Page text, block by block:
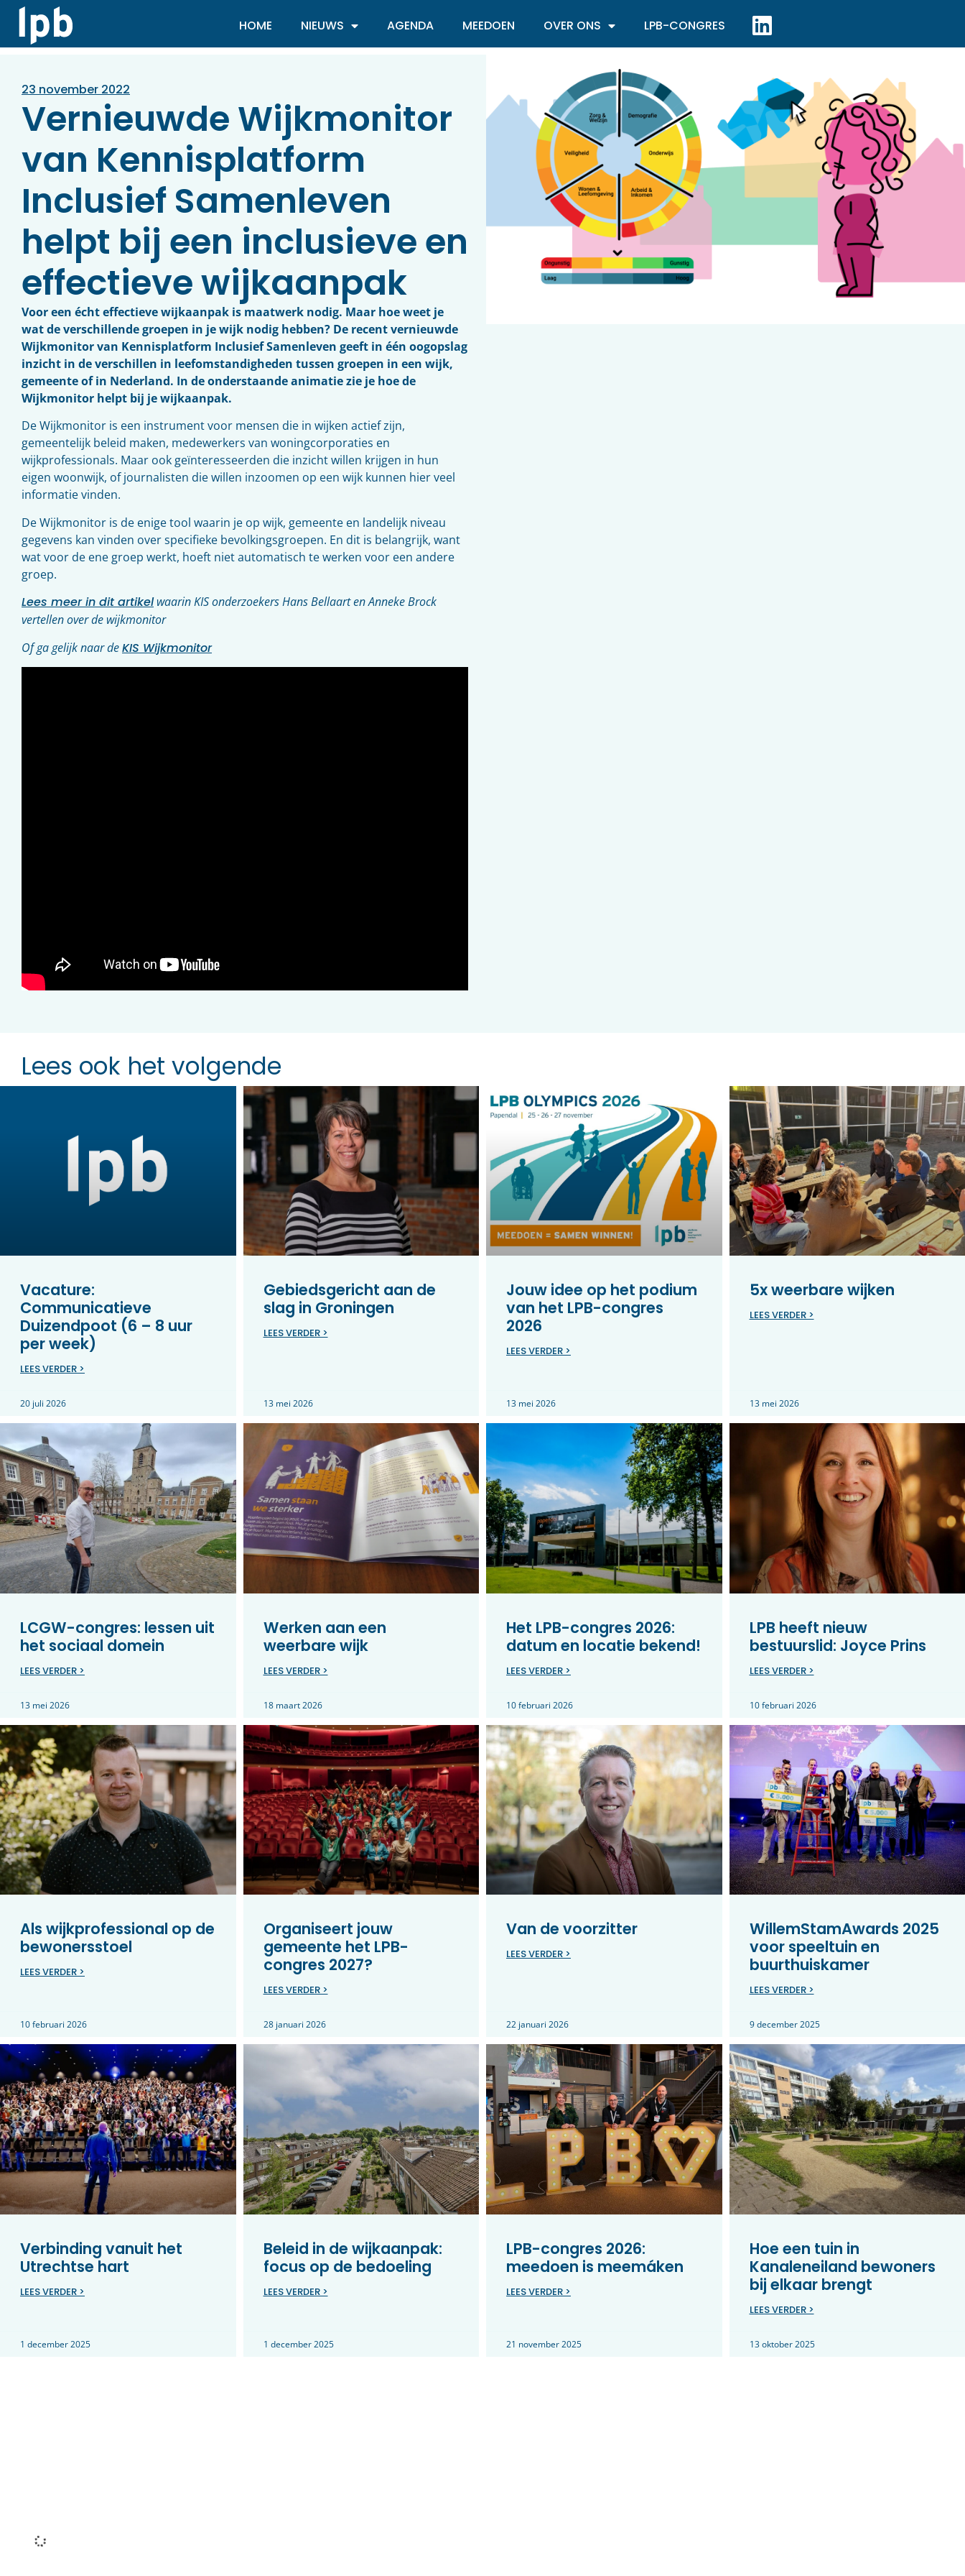
HOME NIEUWS AGENDA MEEDOEN OVER ONS LPB-CONGRES
23 november 2022
Vernieuwde Wijkmonitor
van Kennisplatform
Inclusief Samenleven
helpt bij een inclusieve en
effectieve wijkaanpak
Voor een écht effectieve wijkaanpak is maatwerk nodig. Maar hoe weet je
wat de verschillende groepen in je wijk nodig hebben? De recent vernieuwde
Wijkmonitor van Kennisplatform Inclusief Samenleven geeft in één oogopslag
inzicht in de verschillen in leefomstandigheden tussen groepen in een wijk,
gemeente of in Nederland. In de onderstaande animatie zie je hoe de
Wijkmonitor helpt bij je wijkaanpak.
De Wijkmonitor is een instrument voor mensen die in wijken actief zijn,
gemeentelijk beleid maken, medewerkers van woningcorporaties en
wijkprofessionals. Maar ook geïnteresseerden die inzicht willen krijgen in hun
eigen woonwijk, of journalisten die willen inzoomen op een wijk kunnen hier veel
informatie vinden.
De Wijkmonitor is de enige tool waarin je op wijk, gemeente en landelijk niveau
gegevens kan vinden over specifieke bevolkingsgroepen. En dit is belangrijk, want
wat voor de ene groep werkt, hoeft niet automatisch te werken voor een andere
groep.
Lees meer in dit artikelwaarin KIS onderzoekers Hans Bellaart en Anneke Brock
vertellen over de wijkmonitor
Of ga gelijk naar deKIS Wijkmonitor
Lees ook het volgende
Vacature:
Communicatieve
Duizendpoot (6 – 8 uur
per week)
LEES VERDER >
20 juli 2026
Gebiedsgericht aan de
slag in Groningen
LEES VERDER >
13 mei 2026
Jouw idee op het podium
van het LPB-congres
2026
LEES VERDER >
13 mei 2026
5x weerbare wijken
LEES VERDER >
13 mei 2026
LCGW-congres: lessen uit
het sociaal domein
LEES VERDER >
13 mei 2026
Werken aan een
weerbare wijk
LEES VERDER >
18 maart 2026
Het LPB-congres 2026:
datum en locatie bekend!
LEES VERDER >
10 februari 2026
LPB heeft nieuw
bestuurslid: Joyce Prins
LEES VERDER >
10 februari 2026
Als wijkprofessional op de
bewonersstoel
LEES VERDER >
10 februari 2026
Organiseert jouw
gemeente het LPB-
congres 2027?
LEES VERDER >
28 januari 2026
Van de voorzitter
LEES VERDER >
22 januari 2026
WillemStamAwards 2025
voor speeltuin en
buurthuiskamer
LEES VERDER >
9 december 2025
Verbinding vanuit het
Utrechtse hart
LEES VERDER >
1 december 2025
Beleid in de wijkaanpak:
focus op de bedoeling
LEES VERDER >
1 december 2025
LPB-congres 2026:
meedoen is meemáken
LEES VERDER >
21 november 2025
Hoe een tuin in
Kanaleneiland bewoners
bij elkaar brengt
LEES VERDER >
13 oktober 2025